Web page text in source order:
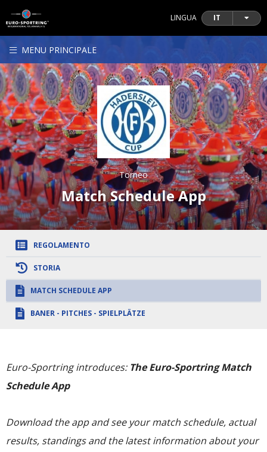
LINGUA IT
MENU PRINCIPALE
Torneo
Match Schedule App
REGOLAMENTO
STORIA
MATCH SCHEDULE APP
BANER - PITCHES - SPIELPLÄTZE
Euro-Sportring introduces: The Euro-Sportring Match
Schedule App
Download the app and see your match schedule, actual
results, standings and the latest information about your